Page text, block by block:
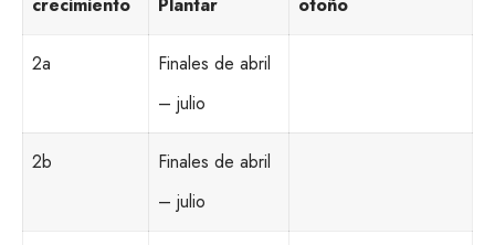
2a
Finales de abril
– julio
2b
Finales de abril
– julio